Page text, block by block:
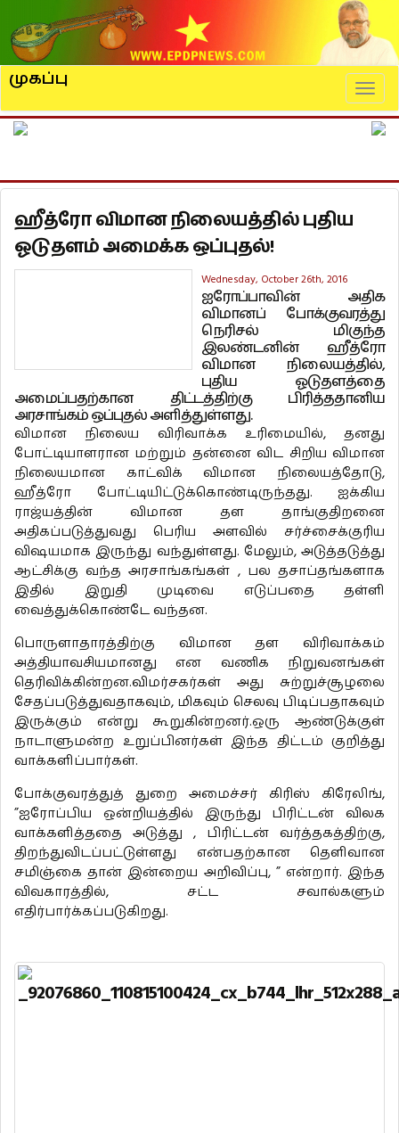
முகப்பு
ஹீத்ரோ விமான நிலையத்தில் புதிய
ஓடுதளம் அமைக்க ஒப்புதல்!
Wednesday, October 26th, 2016
ஐரோப்பாவின் அதிக
விமானப் போக்குவரத்து
நெரிசல் மிகுந்த
இலண்டனின் ஹீத்ரோ
விமான நிலையத்தில்,
புதிய ஓடுதளத்தை
அமைப்பதற்கான திட்டத்திற்கு பிரித்ததானிய
அரசாங்கம் ஒப்புதல் அளித்துள்ளது.
விமான நிலைய விரிவாக்க உரிமையில், தனது
போட்டியாளரான மற்றும் தன்னை விட சிறிய விமான
நிலையமான காட்விக் விமான நிலையத்தோடு,
ஹீத்ரோ போட்டியிட்டுக்கொண்டிருந்தது. ஐக்கிய
ராஜ்யத்தின் விமான தள தாங்குதிறனை
அதிகப்படுத்துவது பெரிய அளவில் சர்ச்சைக்குரிய
விஷயமாக இருந்து வந்துள்ளது. மேலும், அடுத்தடுத்து
ஆட்சிக்கு வந்த அரசாங்கங்கள் , பல தசாப்தங்களாக
இதில் இறுதி முடிவை எடுப்பதை தள்ளி
வைத்துக்கொண்டே வந்தன.
பொருளாதாரத்திற்கு விமான தள விரிவாக்கம்
அத்தியாவசியமானது என வணிக நிறுவனங்கள்
தெரிவிக்கின்றன.விமர்சகர்கள் அது சுற்றுச்சூழலை
சேதப்படுத்துவதாகவும், மிகவும் செலவு பிடிப்பதாகவும்
இருக்கும் என்று கூறுகின்றனர்.ஒரு ஆண்டுக்குள்
நாடாளுமன்ற உறுப்பினர்கள் இந்த திட்டம் குறித்து
வாக்களிப்பார்கள்.
போக்குவரத்துத் துறை அமைச்சர் கிரிஸ் கிரேலிங்,
”ஐரோப்பிய ஒன்றியத்தில் இருந்து பிரிட்டன் விலக
வாக்களித்ததை அடுத்து , பிரிட்டன் வர்த்தகத்திற்கு,
திறந்துவிடப்பட்டுள்ளது என்பதற்கான தெளிவான
சமிஞ்கை தான் இன்றைய அறிவிப்பு, ” என்றார். இந்த
விவகாரத்தில், சட்ட சவால்களும்
எதிர்பார்க்கப்படுகிறது.